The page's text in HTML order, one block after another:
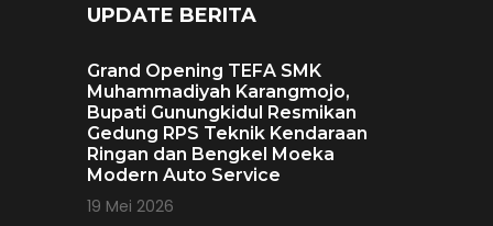
UPDATE BERITA
Grand Opening TEFA SMK
Muhammadiyah Karangmojo,
Bupati Gunungkidul Resmikan
Gedung RPS Teknik Kendaraan
Ringan dan Bengkel Moeka
Modern Auto Service
19 Mei 2026